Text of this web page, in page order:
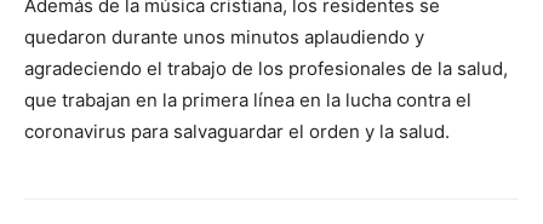
Además de la música cristiana, los residentes se
quedaron durante unos minutos aplaudiendo y
agradeciendo el trabajo de los profesionales de la salud,
que trabajan en la primera línea en la lucha contra el
coronavirus para salvaguardar el orden y la salud.